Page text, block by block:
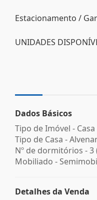
Estacionamento /
UNIDADES
Dados Básicos
Tipo de Imóvel - Casa
Tipo de Casa -
Nº de dormitórios - 3
Mobiliado -
Detalhes da Venda